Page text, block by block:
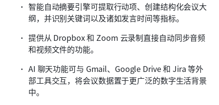
智能自动摘要引擎可提取行动项、创建结构化会议大
纲，并识别关键词以及诸如发言时间等指标。
提供从 Dropbox 和 Zoom 云录制直接自动同步音频
和视频文件的功能。
AI 聊天功能可与 Gmail、Google Drive 和 Jira 等外
部工具交互，将会议数据置于更广泛的数字生活背景
中。